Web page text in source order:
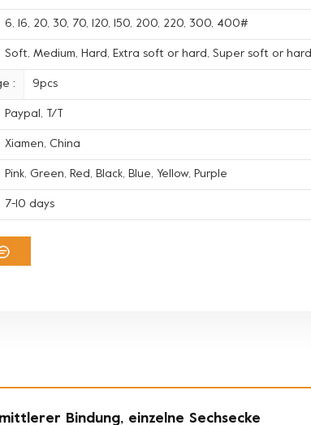
6, 16, 20, 30, 70, 120, 150, 200, 220, 300, 400#
Soft, Medium, Hard, Extra soft or hard, Super soft or hard
: 9pcs
Paypal, T/T
Xiamen, China
Pink, Green, Red, Black, Blue, Yellow, Purple
7-10 days
Bindung, einzelne Sechsecke